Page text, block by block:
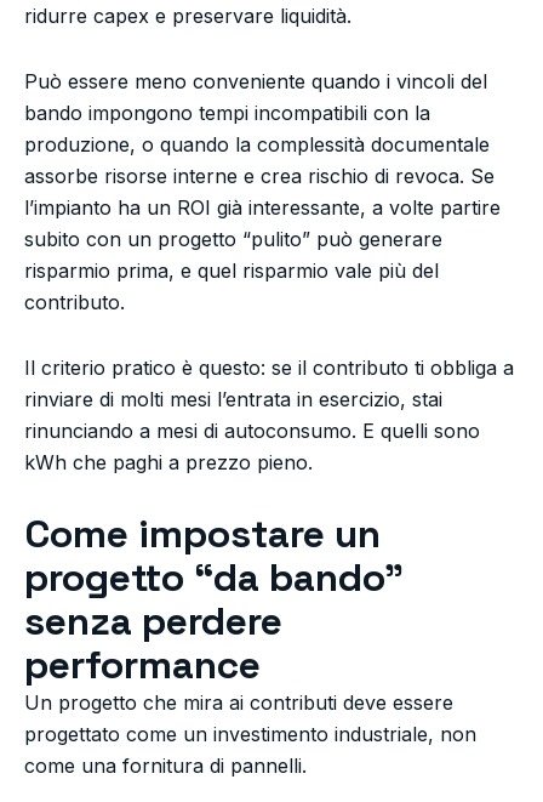
ridurre capex e preservare liquidità.
Può essere meno conveniente quando i vincoli del
bando impongono tempi incompatibili con la
produzione, o quando la complessità documentale
assorbe risorse interne e crea rischio di revoca. Se
l’impianto ha un ROI già interessante, a volte partire
subito con un progetto “pulito” può generare
risparmio prima, e quel risparmio vale più del
contributo.
Il criterio pratico è questo: se il contributo ti obbliga a
rinviare di molti mesi l’entrata in esercizio, stai
rinunciando a mesi di autoconsumo. E quelli sono
kWh che paghi a prezzo pieno.
Come impostare un
progetto “da bando”
senza perdere
performance
Un progetto che mira ai contributi deve essere
progettato come un investimento industriale, non
come una fornitura di pannelli.